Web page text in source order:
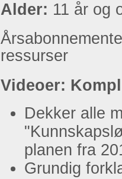
Alder: 11 år og
ressurser
Videoer:
Dekker alle
planen fra
Grundig